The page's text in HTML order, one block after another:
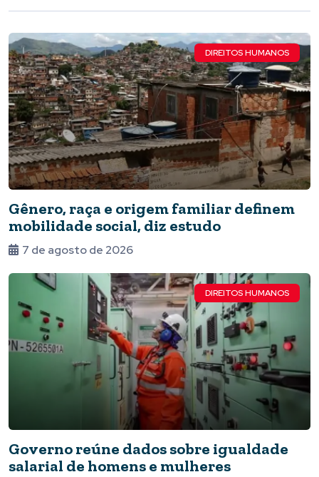
DIREITOS HUMANOS
Gênero, raça e origem familiar definem
mobilidade social, diz estudo
7 de agosto de 2026
DIREITOS HUMANOS
Governo reúne dados sobre igualdade
salarial de homens e mulheres